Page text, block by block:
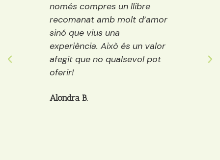
només compres un llibre
recomanat amb molt d’amor
sinó que vius una
experiència. Això és un valor
afegit que no qualsevol pot
oferir!
Alondra B.